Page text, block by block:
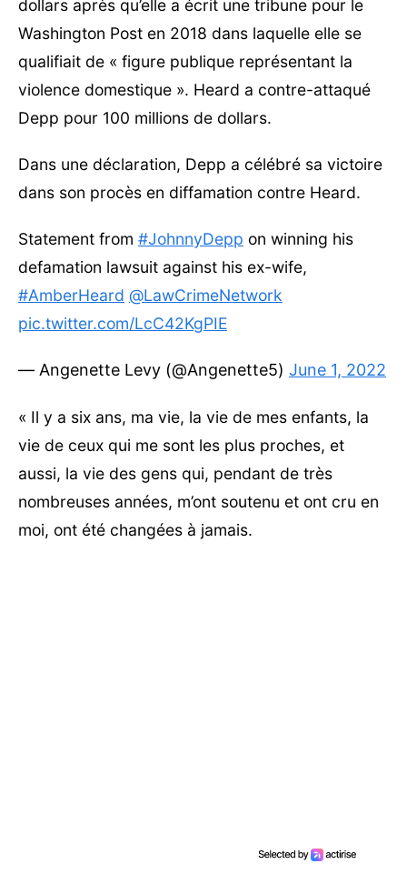
dollars après qu’elle a écrit une tribune pour le
Washington Post en 2018 dans laquelle elle se
qualifiait de « figure publique représentant la
violence domestique ». Heard a contre-attaqué
Depp pour 100 millions de dollars.
Dans une déclaration, Depp a célébré sa victoire
dans son procès en diffamation contre Heard.
Statement from #JohnnyDepp on winning his
defamation lawsuit against his ex-wife,
#AmberHeard @LawCrimeNetwork
pic.twitter.com/LcC42KgPIE
— Angenette Levy (@Angenette5) June 1, 2022
« Il y a six ans, ma vie, la vie de mes enfants, la
vie de ceux qui me sont les plus proches, et
aussi, la vie des gens qui, pendant de très
nombreuses années, m’ont soutenu et ont cru en
moi, ont été changées à jamais.